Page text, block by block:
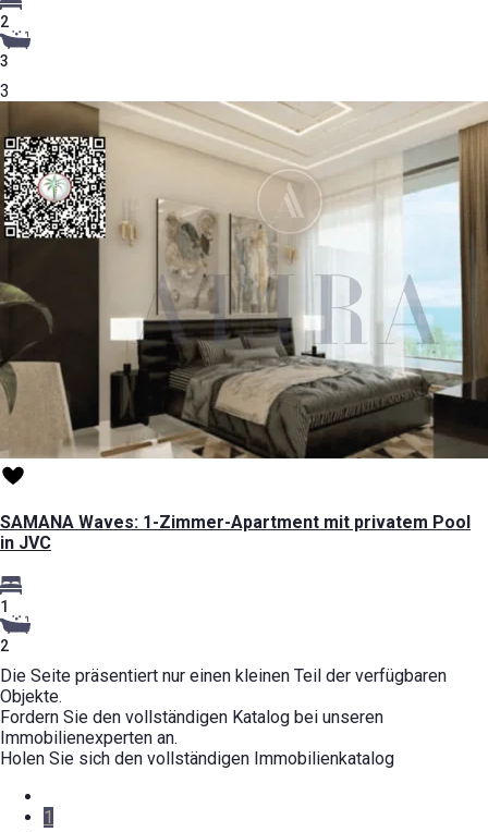
2
3
3
SAMANA Waves: 1-Zimmer-Apartment mit privatem Pool
in JVC
1
2
Die Seite präsentiert nur einen kleinen Teil der verfügbaren
Objekte.
Fordern Sie den vollständigen Katalog bei unseren
Immobilienexperten an.
Holen Sie sich den vollständigen Immobilienkatalog
1